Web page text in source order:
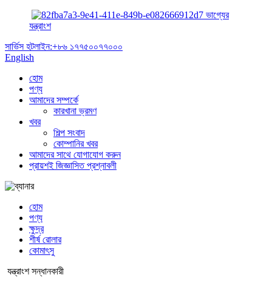
ভাগ্যের
যন্ত্রাংশ
সার্ভিস হটলাইন:+৮৬ ১৭৭৫০০৭৭০০০
English
হোম
পণ্য
আমাদের সম্পর্কে
কারখানা ভ্রমণ
খবর
শিল্প সংবাদ
কোম্পানির খবর
আমাদের সাথে যোগাযোগ করুন
প্রায়শই জিজ্ঞাসিত প্রশ্নাবলী
হোম
পণ্য
ক্ষুদ্র
শীর্ষ রোলার
কোমাৎসু
যন্ত্রাংশ সন্ধানকারী